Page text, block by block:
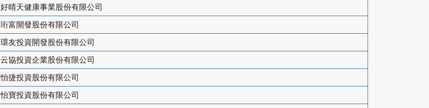
好晴天健康事業股份有限公司
珩富開發股份有限公司
環友投資開發股份有限公司
云協投資企業股份有限公司
怡捷投資股份有限公司
怡寶投資股份有限公司